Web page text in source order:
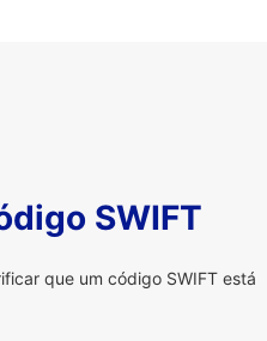
SWIFT
que um código SWIFT está